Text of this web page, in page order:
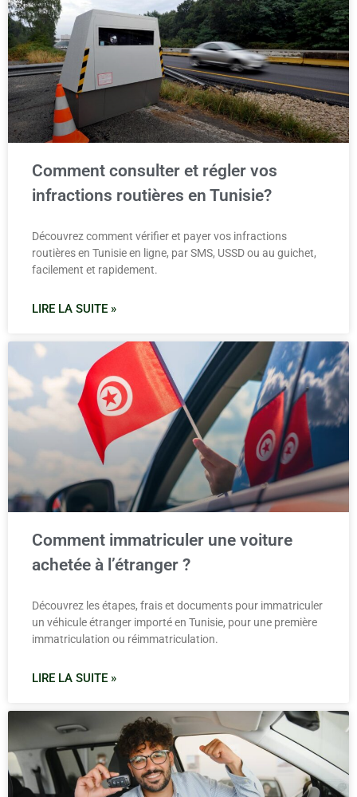
Comment consulter et régler vos
infractions routières en Tunisie?
Découvrez comment vérifier et payer vos infractions
routières en Tunisie en ligne, par SMS, USSD ou au guichet,
facilement et rapidement.
LIRE LA SUITE »
Comment immatriculer une voiture
achetée à l’étranger ?
Découvrez les étapes, frais et documents pour immatriculer
un véhicule étranger importé en Tunisie, pour une première
immatriculation ou réimmatriculation.
LIRE LA SUITE »